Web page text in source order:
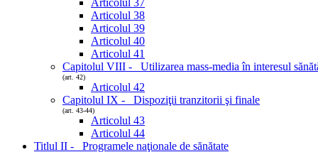
Articolul 38
Articolul 39
Articolul 40
Articolul 41
Capitolul VIII - Utilizarea mass-media în interesul
(art. 42)
Articolul 42
Capitolul IX - Dispoziţii tranzitorii şi finale
(art. 43-44)
Articolul 43
Articolul 44
Titlul II - Programele naţionale de sănătate